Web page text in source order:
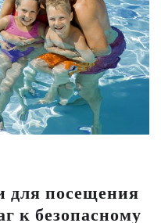
для посещения
к безопасному